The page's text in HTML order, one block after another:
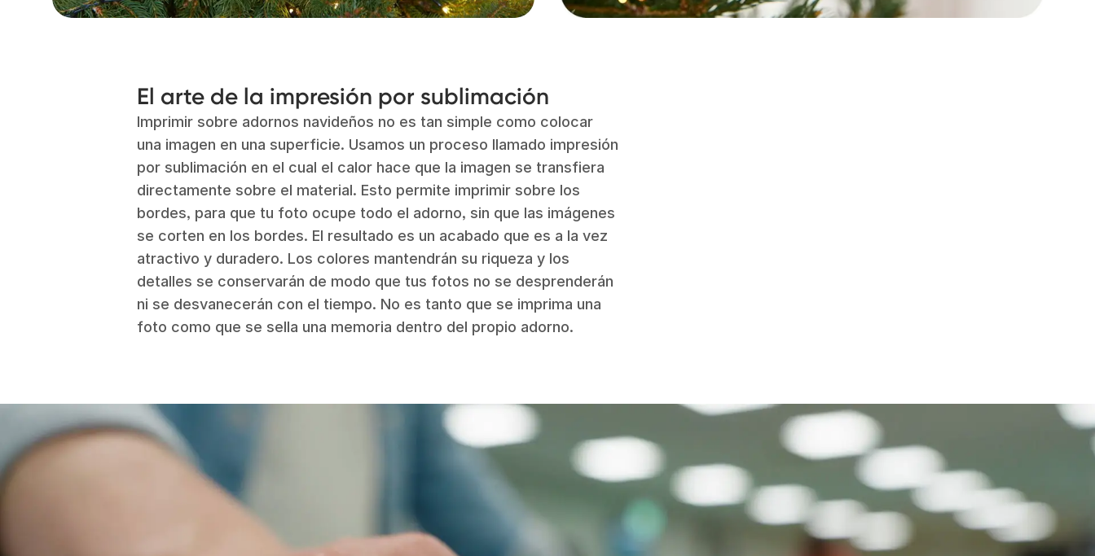
El arte de la impresión por sublimación
Imprimir sobre adornos navideños no es tan simple como colocar
una imagen en una superficie. Usamos un proceso llamado impresión
por sublimación en el cual el calor hace que la imagen se transfiera
directamente sobre el material. Esto permite imprimir sobre los
bordes, para que tu foto ocupe todo el adorno, sin que las imágenes
se corten en los bordes. El resultado es un acabado que es a la vez
atractivo y duradero. Los colores mantendrán su riqueza y los
detalles se conservarán de modo que tus fotos no se desprenderán
ni se desvanecerán con el tiempo. No es tanto que se imprima una
foto como que se sella una memoria dentro del propio adorno.